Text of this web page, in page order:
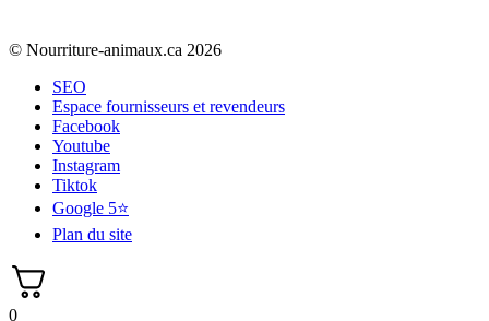
© Nourriture-animaux.ca 2026
SEO
Espace fournisseurs et revendeurs
Facebook
Youtube
Instagram
Tiktok
Google 5⭐
Plan du site
0